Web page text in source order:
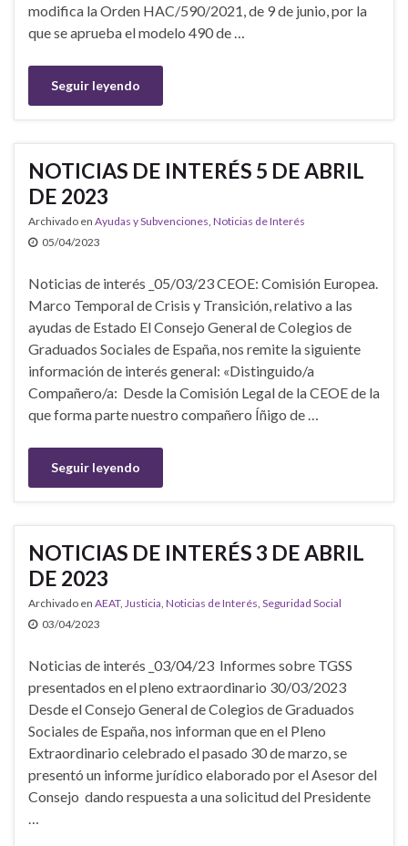
modifica la Orden HAC/590/2021, de 9 de junio, por la
que se aprueba el modelo 490 de …
Seguir leyendo
NOTICIAS DE INTERÉS 5 DE ABRIL
DE 2023
Archivado en Ayudas y Subvenciones Noticias de Interés
05/04/2023
Noticias de interés _05/03/23 CEOE: Comisión Europea.
Marco Temporal de Crisis y Transición, relativo a las
ayudas de Estado El Consejo General de Colegios de
Graduados Sociales de España, nos remite la siguiente
información de interés general: «Distinguido/a
Compañero/a: Desde la Comisión Legal de la CEOE de la
que forma parte nuestro compañero Íñigo de …
Seguir leyendo
NOTICIAS DE INTERÉS 3 DE ABRIL
DE 2023
Archivado en AEAT, Justicia Noticias de Interés Seguridad Social
03/04/2023
Noticias de interés _03/04/23 Informes sobre TGSS
presentados en el pleno extraordinario 30/03/2023
Desde el Consejo General de Colegios de Graduados
Sociales de España, nos informan que en el Pleno
Extraordinario celebrado el pasado 30 de marzo, se
presentó un informe jurídico elaborado por el Asesor del
Consejo dando respuesta a una solicitud del Presidente